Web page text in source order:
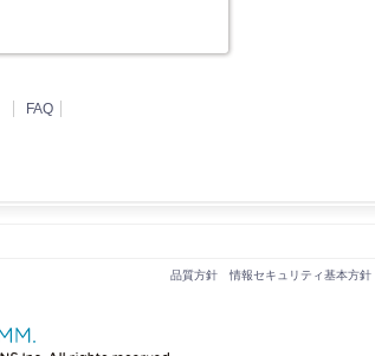
FAQ
情報セキュリティ基本方針
品質方針